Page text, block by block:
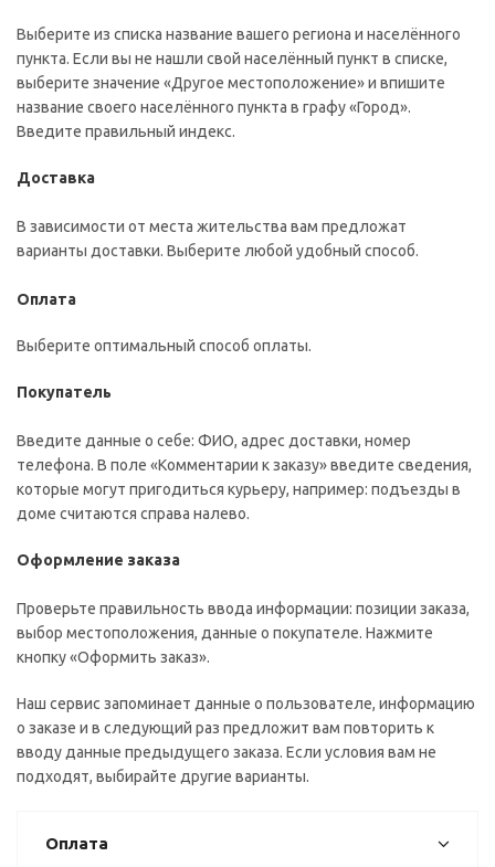
Выберите из списка название вашего региона и населённого
пункта. Если вы не нашли свой населённый пункт в списке,
выберите значение «Другое местоположение» и впишите
название своего населённого пункта в графу «Город».
Введите правильный индекс.
Доставка
В зависимости от места жительства вам предложат
варианты доставки. Выберите любой удобный способ.
Оплата
Выберите оптимальный способ оплаты.
Покупатель
Введите данные о себе: ФИО, адрес доставки, номер
телефона. В поле «Комментарии к заказу» введите сведения,
которые могут пригодиться курьеру, например: подъезды в
доме считаются справа налево.
Оформление заказа
Проверьте правильность ввода информации: позиции заказа,
выбор местоположения, данные о покупателе. Нажмите
кнопку «Оформить заказ».
Наш сервис запоминает данные о пользователе, информацию
о заказе и в следующий раз предложит вам повторить к
вводу данные предыдущего заказа. Если условия вам не
подходят, выбирайте другие варианты.
Оплата